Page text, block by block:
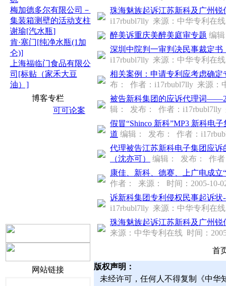
梅加德多尔有限公司－
集装箱测壁的活动支柱
谢瑜[汽水瓶]
肯·塞门[纯净水瓶(1加
仑)]
上海福临门食品有限公
司[标贴（家禾大豆
油）]
博客专栏
可可论案
网站链接
珠海魅族起诉江苏新科及广州锐
i17rbubl7lly 来源：中华专利在
醉美诉重庆美醉美庭审专题 编
深圳中院判一审判决民事裁定书
i17rbubl7lly 来源：中华专利在
相关案例：申请专利应考虑确定
布： 作者：i17rbubl7lly 来源：
被告新科集团的应诉代理词
辑： 发布： 作者：i17rbubl7lly
假冒“Shinco 新科”MP3 新科电
道 编辑： 发布： 作者：
代理被告江苏新科电子集团应
（沈亦可）
编辑： 发布： 作者
康佳、新科、德赛、上广电成
作者： 来源： 时间：2005-10-
诉新科集团专利侵权民事起诉状
i17rbubl7lly 来源：中华专利在
珠海魅族起诉江苏新科及广州锐
来源：中华专利在线 时间：
首
版权声明：
未经许可，任何人不得复制《中华